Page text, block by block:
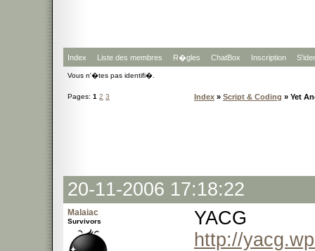
Index Liste des membres R�gles ChatBox Inscription
Vous n'�tes pas identifi�.
Pages: 1 2 3 Index » Script & Coding » Yet
20-11-2006 17:18:22
Malaiac
Survivors
YACG
http://